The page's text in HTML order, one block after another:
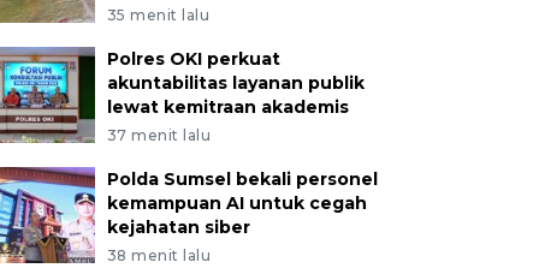
35 menit lalu
Polres OKI perkuat
akuntabilitas layanan publik
lewat kemitraan akademis
37 menit lalu
Polda Sumsel bekali personel
kemampuan AI untuk cegah
kejahatan siber
38 menit lalu